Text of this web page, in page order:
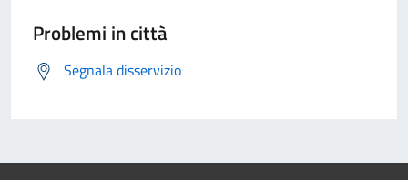
Problemi in città
Segnala disservizio